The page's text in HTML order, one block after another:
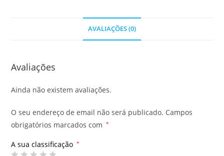
AVALIAÇÕES (0)
Avaliações
Ainda não existem avaliações.
O seu endereço de email não será publicado. Campos
obrigatórios marcados com
*
A sua classificação *